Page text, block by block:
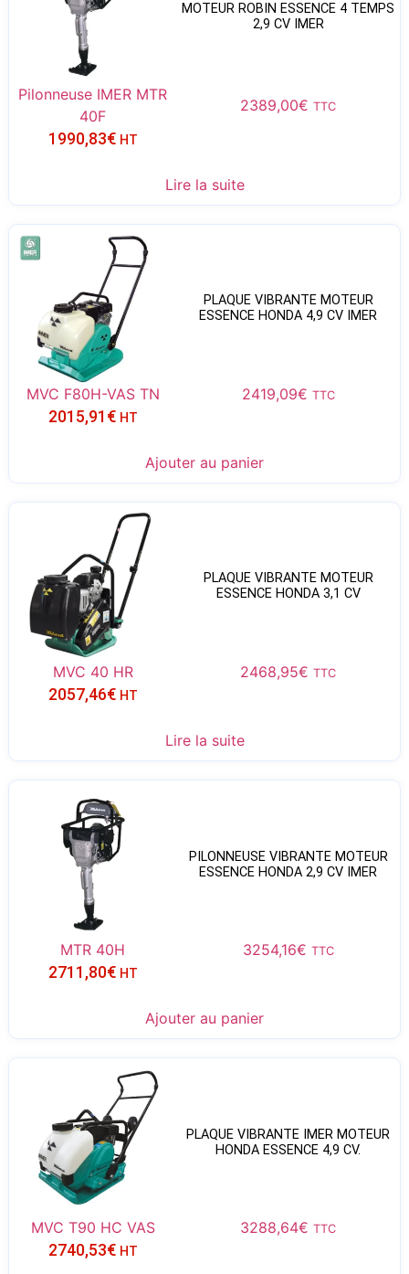
MOTEUR ROBIN ESSENCE 4 TEMPS
2,9 CV IMER
Pilonneuse IMER MTR
40F
2389,00€ TTC
1990,83€ HT
Lire la suite
PLAQUE VIBRANTE MOTEUR
ESSENCE HONDA 4,9 CV IMER
MVC F80H-VAS TN 2419,09€ TTC
2015,91 € HT
Ajouter au panier
PLAQUE VIBRANTE MOTEUR
ESSENCE HONDA 3,1 CV
MVC 40 HR 2468,95€ TTC
2057,46€ HT
Lire la suite
PILONNEUSE VIBRANTE MOTEUR
ESSENCE HONDA 2,9 CV IMER
MTR 40H 3254,16€ TTC
2711,80€ HT
Ajouter au panier
PLAQUE VIBRANTE IMER MOTEUR
HONDA ESSENCE 4,9 CV.
MVC T90 HC VAS 3288,64€ TTC
2740,53€ HT